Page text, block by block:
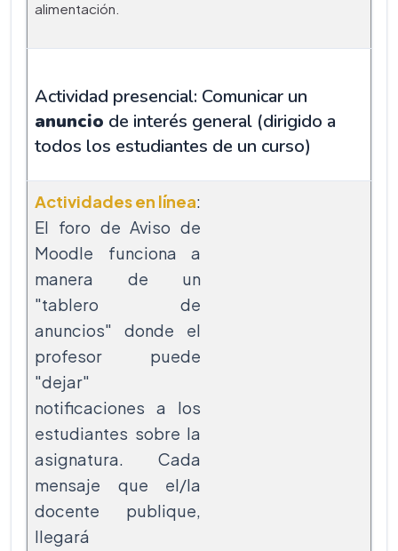
alimentación.
Actividad presencial: Comunicar un
anuncio de interés general (dirigido a
todos los estudiantes de un curso)
Actividades en línea:
El foro de Aviso de
Moodle funciona a
manera de un
"tablero de
anuncios" donde el
profesor puede
"dejar"
notificaciones a los
estudiantes sobre la
asignatura. Cada
mensaje que el/la
docente publique,
llegará